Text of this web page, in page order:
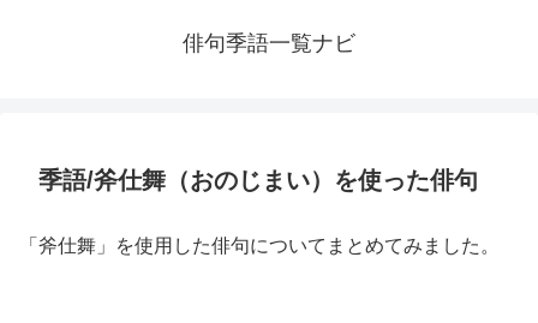
俳句季語一覧ナビ
季語/斧仕舞（おのじまい）を使った俳句
「斧仕舞」を使用した俳句についてまとめてみました。